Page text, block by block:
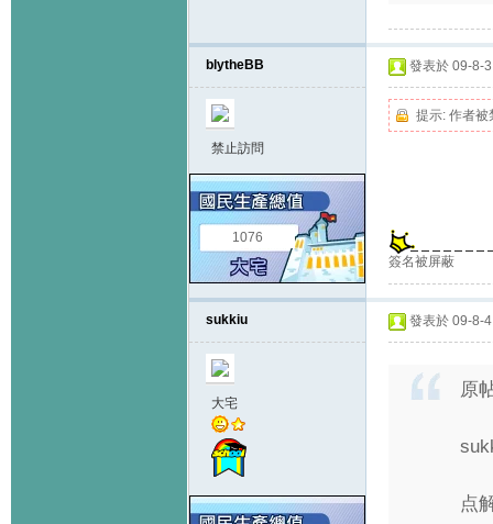
blytheBB
禁止訪問
1076
發表於 09-8-
提示: 作者被
簽名被屏蔽
sukkiu
大宅
發表於 09-8-
原
点